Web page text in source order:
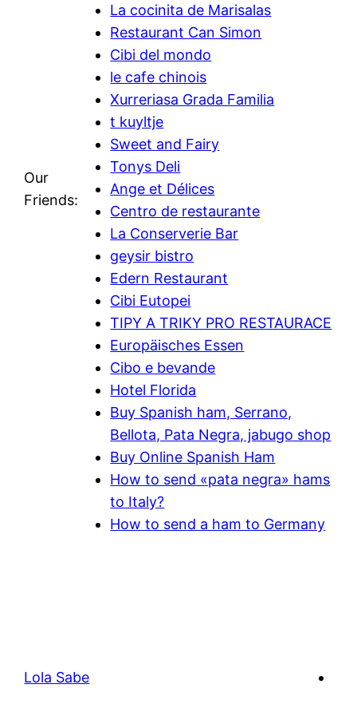
Our
Friends:
La cocinita de Marisalas
Restaurant Can Simon
Cibi del mondo
le cafe chinois
Xurreriasa Grada Familia
t kuyltje
Sweet and Fairy
Tonys Deli
Ange et Délices
Centro de restaurante
La Conserverie Bar
geysir bistro
Edern Restaurant
Cibi Eutopei
TIPY A TRIKY PRO RESTAURACE
Europäisches Essen
Cibo e bevande
Hotel Florida
Buy Spanish ham, Serrano,
Bellota, Pata Negra, jabugo shop
Buy Online Spanish Ham
How to send «pata negra» hams
to Italy?
How to send a ham to Germany
Lola Sabe